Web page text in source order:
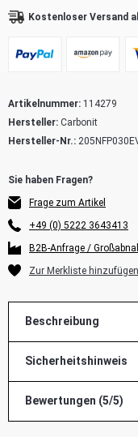
Artikelnummer: 114279
Hersteller: Carbonit
Hersteller-Nr.:
Frage zum Artikel
+49 (0) 5222 3643413
B2B-Anfrage /
Kostenloser Versand
Beschreibung
Sicherheitshinweis
Bewertungen (5/5)